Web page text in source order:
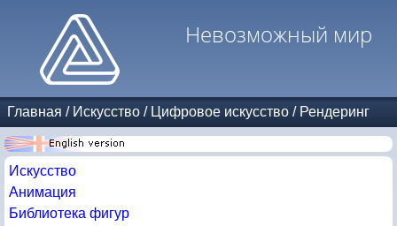
Невозможный мир
Главная / Искусство / Цифровое искусство / Рендеринг
Искусство
Анимация
Библиотека фигур